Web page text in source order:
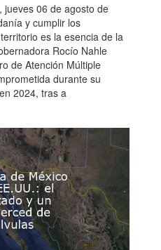
jueves 06 de agosto de
y cumplir los
es la esencia de la
Rocío Nahle
de Atención Múltiple
durante su
2024, tras a